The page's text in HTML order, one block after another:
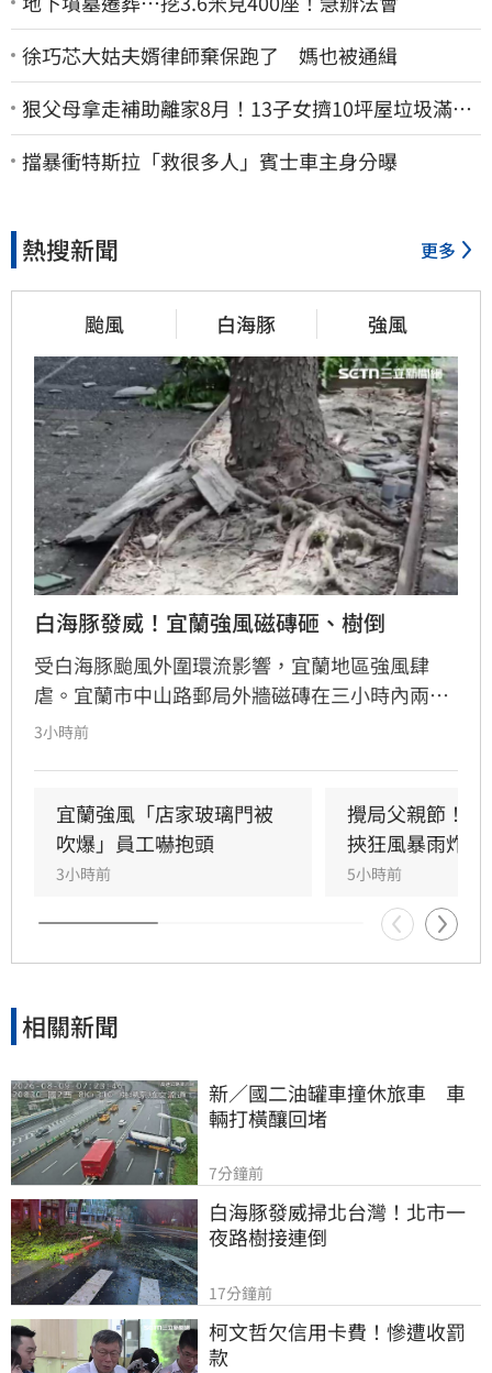
徐巧芯大姑夫婿律師棄保跑了 媽也被通緝
狠父母拿走補助離家8月！13子女擠10坪屋垃圾滿地
驚見幼童深夜遊蕩
擋暴衝特斯拉「救很多人」賓士車主身分曝
熱搜新聞 更多
颱風 白海豚 強風
白海豚發威！宜蘭強風磁磚砸、樹倒
受白海豚颱風外圍環流影響，宜蘭地區強風肆
虐。宜蘭市中山路郵局外牆磁磚在三小時內兩度
剝落，武營街亦發生磁磚砸地險象，所幸無人傷
全面停駛。
3小時前
宜蘭強風「店家玻璃門被
吹爆」員工嚇抱頭
3小時前
攪局父親節！
挾狂風暴雨炸雙
5小時前
相關新聞
新／國二油罐車撞休旅車　車
輛打橫釀回堵
7分鐘前
白海豚發威掃北台灣！北市一
夜路樹接連倒
17分鐘前
柯文哲欠信用卡費！慘遭收罰
款